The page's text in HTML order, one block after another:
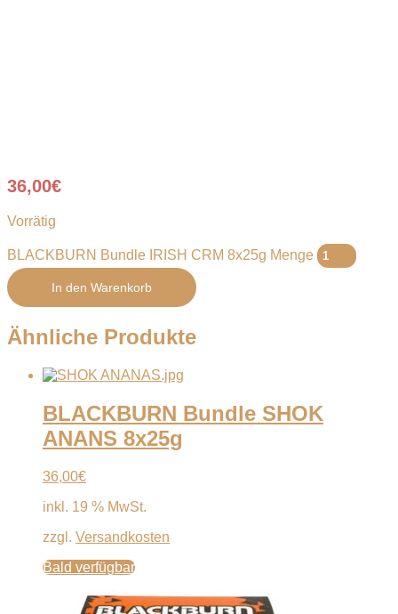
36,00€
Vorrätig
BLACKBURN Bundle IRISH CRM 8x25g Menge
In den Warenkorb
Ähnliche Produkte
BLACKBURN Bundle SHOK
ANANS 8x25g
36,00€
inkl. 19 % MwSt.
zzgl. Versandkosten
Bald verfügbar